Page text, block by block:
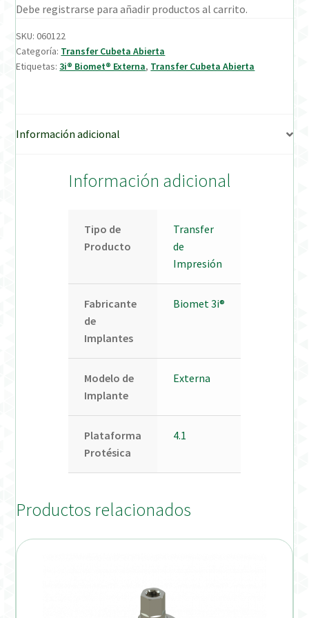
Verification Required
Welcome to DELTA Abutments | Tienda Online!
Debe registrarse para añadir productos al carrito.
SKU:060122
Categoría: Transfer Cubeta Abierta
Etiquetas:3i® Biomet® Externa, Transfer Cubeta Abierta
Información adicional
Información adicional
Tipo de
Producto
Transfer
de
Impresión
Fabricante
de
Implantes
Biomet 3i®
Modelo de
Implante
Externa
Plataforma
Protésica
4.1
Productos relacionados